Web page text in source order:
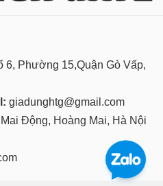
6, Phường 15,Quận Gò Vấp,
giadunghtg@gmail.com
Động, Hoàng Mai, Hà Nội